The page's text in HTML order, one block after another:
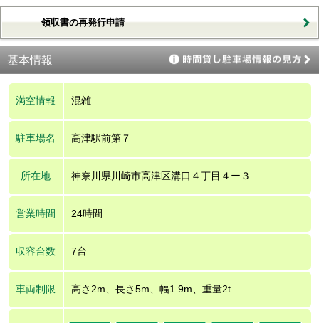
領収書の再発行申請
基本情報
満空情報 混雑
駐車場名 高津駅前第７
所在地 神奈川県川崎市高津区溝口４丁目４ー３
営業時間 24時間
収容台数 7台
車両制限 高さ2m、長さ5m、幅1.9m、重量2t